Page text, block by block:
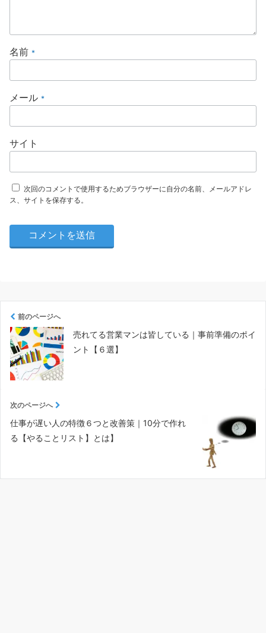
名前 *
メール *
サイト
次回のコメントで使用するためブラウザーに自分の名前、メールアドレ
ス、サイトを保存する。
前のページへ
売れてる営業マンは皆している｜事前準備のポイ
ント【６選】
次のページへ
仕事が遅い人の特徴６つと改善策｜10分で作れ
る【やることリスト】とは】